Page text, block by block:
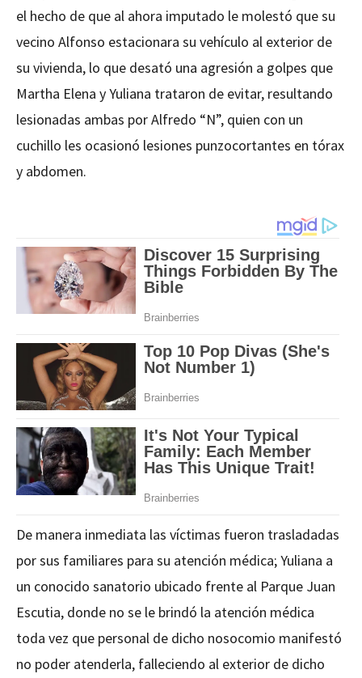
el hecho de que al ahora imputado le molestó que su
vecino Alfonso estacionara su vehículo al exterior de
su vivienda, lo que desató una agresión a golpes que
Martha Elena y Yuliana trataron de evitar, resultando
lesionadas ambas por Alfredo “N”, quien con un
cuchillo les ocasionó lesiones punzocortantes en tórax
y abdomen.
De manera inmediata las víctimas fueron trasladadas
por sus familiares para su atención médica; Yuliana a
un conocido sanatorio ubicado frente al Parque Juan
Escutia, donde no se le brindó la atención médica
toda vez que personal de dicho nosocomio manifestó
no poder atenderla, falleciendo al exterior de dicho